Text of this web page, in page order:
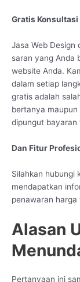
Gratis Konsultasi
Jasa Web Design
saran yang Anda
website Anda.
dalam setiap
gratis adalah
bertanya
dipungut bayaran
Dan Fitur
Silahkan hubungi
mendapatkan
penawaran harga
Alasan
Pertanyaan ini